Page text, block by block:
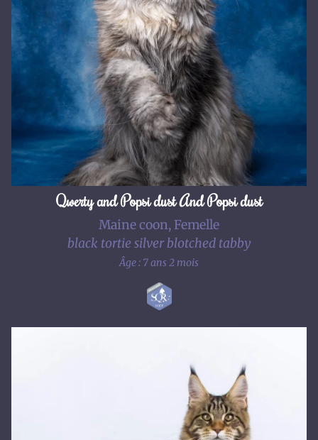
Qwerty and Popsi dust And Popsi dust
Maine coon, Femelle
black tortie silver blotched tabby
Âge : 7 ans 2 mois